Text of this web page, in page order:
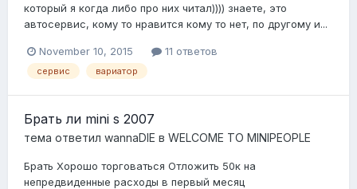
который я когда либо про них читал)))) знаете, это
автосервис, кому то нравится кому то нет, по другому и...
November 10, 2015 11 ответов
сервис вариатор
Брать ли mini s 2007
тема ответил wannaDIE в WELCOME TO MINIPEOPLE
Брать Хорошо торговаться Отложить 50к на
непредвиденные расходы в первый месяц